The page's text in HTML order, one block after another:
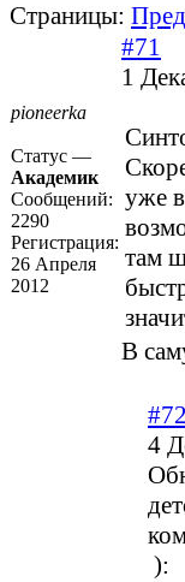
Страницы:
pioneerka
Статус —
Академик
Сообщений:
2290
Регистрация:
26 Апреля
2012
#71
1
уже
там
В
#72
4
):